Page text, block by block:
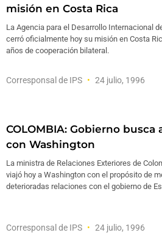
misión en Costa Rica
La Agencia para el Desarrollo Internacional
cerró oficialmente hoy su misión en Costa
años de cooperación bilateral.
Corresponsal de IPS 24 julio, 1996
COLOMBIA: Gobierno
con Washington
La ministra de Relaciones Exteriores de
viajó hoy a Washington con el propósito de
deterioradas relaciones con el gobierno de
Corresponsal de IPS 24 julio, 1996